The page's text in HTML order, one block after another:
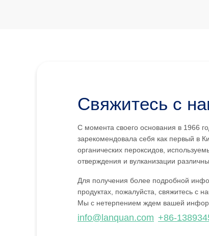
Свяжитесь с
С момента своего основания в 1966
зарекомендовала себя как первый в
органических пероксидов,
отверждения и вулканизации
Для получения более подробной
продуктах, пожалуйста, свяжитесь с
Мы с нетерпением ждем вашей
info@lanquan.com +86-